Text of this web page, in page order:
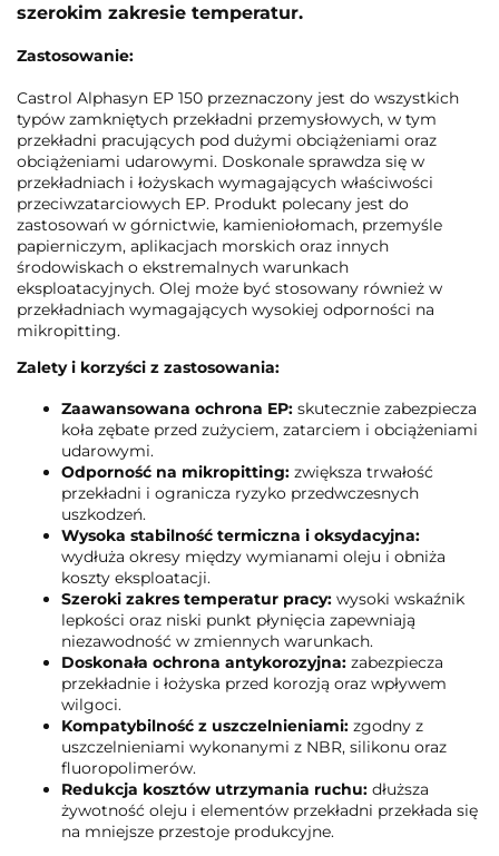
szerokim zakresie temperatur.
Zastosowanie:
Castrol Alphasyn EP 150 przeznaczony jest do wszystkich
typów zamkniętych przekładni przemysłowych, w tym
przekładni pracujących pod dużymi obciążeniami oraz
obciążeniami udarowymi. Doskonale sprawdza się w
przekładniach i łożyskach wymagających właściwości
przeciwzatarciowych EP. Produkt polecany jest do
zastosowań w górnictwie, kamieniołomach, przemyśle
papierniczym, aplikacjach morskich oraz innych
środowiskach o ekstremalnych warunkach
eksploatacyjnych. Olej może być stosowany również w
przekładniach wymagających wysokiej odporności na
mikropitting.
Zalety i korzyści z zastosowania:
Zaawansowana ochrona EP: skutecznie zabezpiecza
koła zębate przed zużyciem, zatarciem i obciążeniami
udarowymi.
Odporność na mikropitting: zwiększa trwałość
przekładni i ogranicza ryzyko przedwczesnych
uszkodzeń.
Wysoka stabilność termiczna i oksydacyjna:
wydłuża okresy między wymianami oleju i obniża
koszty eksploatacji.
Szeroki zakres temperatur pracy: wysoki wskaźnik
lepkości oraz niski punkt płynięcia zapewniają
niezawodność w zmiennych warunkach.
Doskonała ochrona antykorozyjna: zabezpiecza
przekładnie i łożyska przed korozją oraz wpływem
wilgoci.
Kompatybilność z uszczelnieniami: zgodny z
uszczelnieniami wykonanymi z NBR, silikonu oraz
fluoropolimerów.
Redukcja kosztów utrzymania ruchu: dłuższa
żywotność oleju i elementów przekładni przekłada się
na mniejsze przestoje produkcyjne.